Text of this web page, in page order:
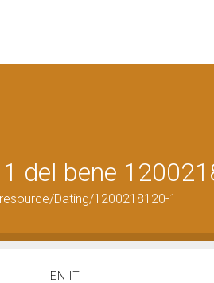
del bene
Dating/1200218120-1
EN
IT